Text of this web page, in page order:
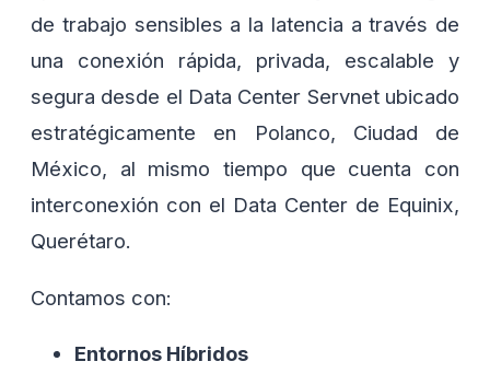
de trabajo sensibles a la latencia a través de
una conexión rápida, privada, escalable y
segura desde el Data Center Servnet ubicado
estratégicamente en Polanco, Ciudad de
México, al mismo tiempo que cuenta con
interconexión con el Data Center de Equinix,
Querétaro.
Contamos con:
Entornos Híbridos